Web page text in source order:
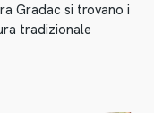
Gradac si trovano i
tradizionale